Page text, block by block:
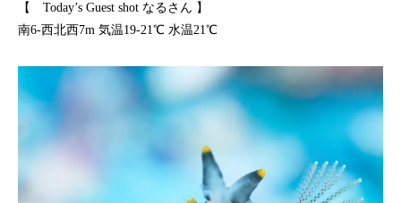
【 Today’s Guest shot なるさん 】
南6-西北西7m 気温19-21℃ 水温21℃